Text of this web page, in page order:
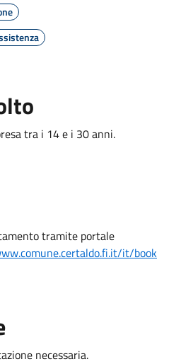
tra i 14 e i 30 anni.
tramite portale
it/book
necessaria.